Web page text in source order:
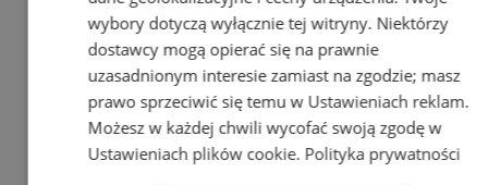
wybory dotyczą wyłącznie tej witryny. Niektórzy
dostawcy mogą opierać się na prawnie
uzasadnionym interesie zamiast na zgodzie; masz
prawo sprzeciwić się temu w Ustawieniach reklam.
Możesz w każdej chwili wycofać swoją zgodę w
Ustawieniach plików cookie. Polityka prywatności